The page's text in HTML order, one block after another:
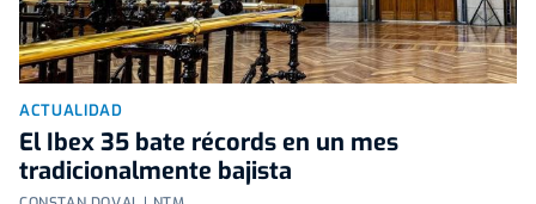
ACTUALIDAD
El Ibex 35 bate récords en un mes
tradicionalmente bajista